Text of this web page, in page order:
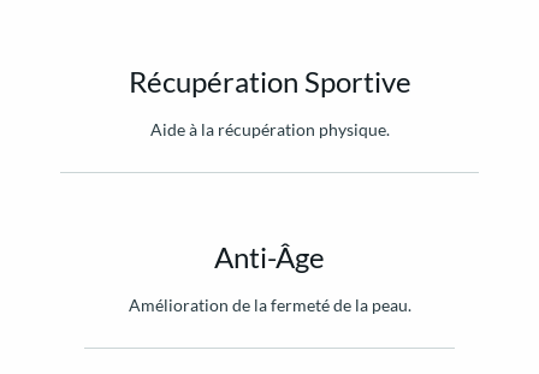
Récupération Sportive
Aide à la récupération physique.
Anti-Âge
Amélioration de la fermeté de la peau.